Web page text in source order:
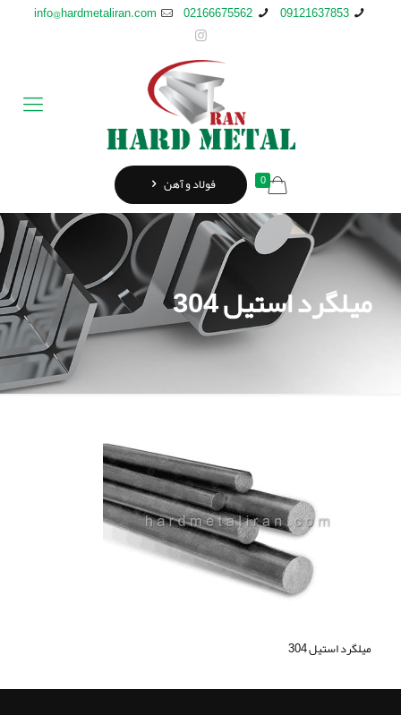
09121637853
02166675562
info@hardmetaliran.com
0 فولاد و آهن
ميلگرد استيل 304
ميلگرد استيل 304